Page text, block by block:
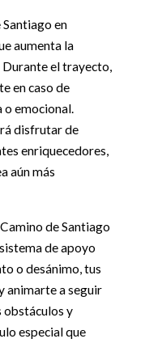
en
aumenta la
el trayecto,
en caso de
o emocional.
disfrutar de
enriquecedores,
aún más
de Santiago
de apoyo
o desánimo, tus
animarte a seguir
obstáculos y
especial que